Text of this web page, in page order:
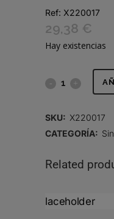
Ref: X220017
29,38 €
Hay existencias
CONMUTADOR,
SKU: X220017
CATEGORÍA:
Related